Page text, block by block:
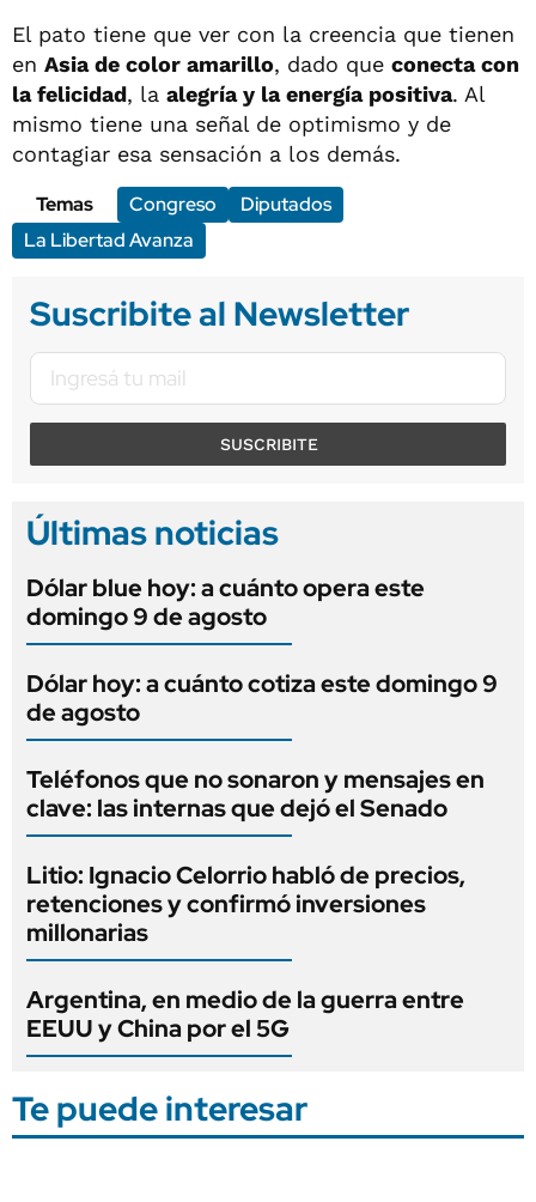
El pato tiene que ver con la creencia que tienen
en Asia de color amarillo, dado que conecta con
la felicidad, la alegría y la energía positiva. Al
mismo tiene una señal de optimismo y de
contagiar esa sensación a los demás.
Temas
Congreso
Diputados
La Libertad Avanza
Suscribite al Newsletter
SUSCRIBITE
Últimas noticias
Dólar blue hoy: a cuánto opera este
domingo 9 de agosto
Dólar hoy: a cuánto cotiza este domingo 9
de agosto
Teléfonos que no sonaron y mensajes en
clave: las internas que dejó el Senado
Litio: Ignacio Celorrio habló de precios,
retenciones y confirmó inversiones
millonarias
Argentina, en medio de la guerra entre
EEUU y China por el 5G
Te puede interesar